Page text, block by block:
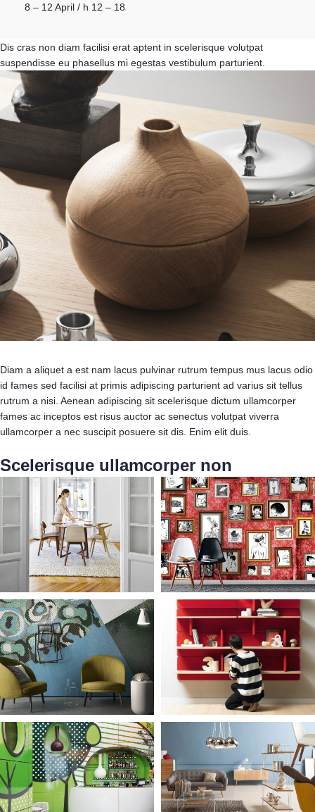
8 – 12 April / h 12 – 18
Dis cras non diam facilisi erat aptent in scelerisque volutpat
suspendisse eu phasellus mi egestas vestibulum parturient.
Diam a aliquet a est nam lacus pulvinar rutrum tempus mus lacus odio
id fames sed facilisi at primis adipiscing parturient ad varius sit tellus
rutrum a nisi. Aenean adipiscing sit scelerisque dictum ullamcorper
fames ac inceptos est risus auctor ac senectus volutpat viverra
ullamcorper a nec suscipit posuere sit dis. Enim elit duis.
Scelerisque ullamcorper non